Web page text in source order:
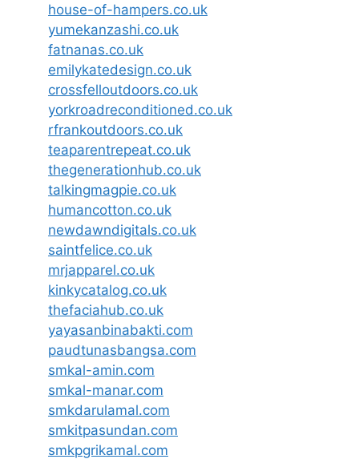
house-of-hampers.co.uk
yumekanzashi.co.uk
fatnanas.co.uk
emilykatedesign.co.uk
crossfelloutdoors.co.uk
yorkroadreconditioned.co.uk
rfrankoutdoors.co.uk
teaparentrepeat.co.uk
thegenerationhub.co.uk
talkingmagpie.co.uk
humancotton.co.uk
newdawndigitals.co.uk
saintfelice.co.uk
mrjapparel.co.uk
kinkycatalog.co.uk
thefaciahub.co.uk
yayasanbinabakti.com
paudtunasbangsa.com
smkal-amin.com
smkal-manar.com
smkdarulamal.com
smkitpasundan.com
smkpgrikamal.com